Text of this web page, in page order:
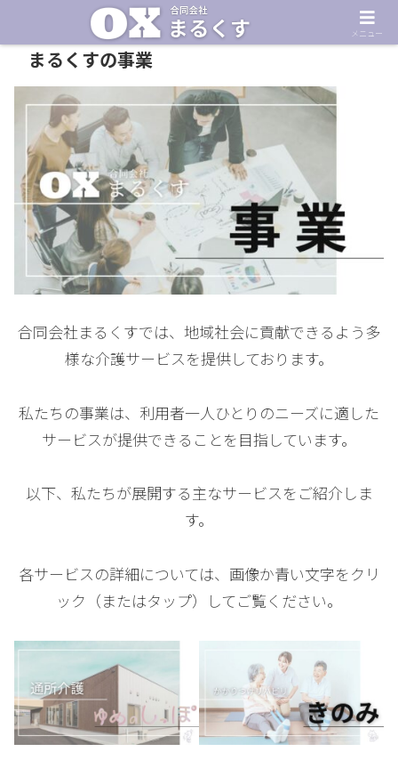
まるくすの事業
合同会社まるくすでは、地域社会に貢献できるよう多
様な介護サービスを提供しております。
私たちの事業は、利用者一人ひとりのニーズに適した
サービスが提供できることを目指しています。
以下、私たちが展開する主なサービスをご紹介しま
す。
各サービスの詳細については、画像か青い文字をクリ
ック（またはタップ）してご覧ください。
メニュー